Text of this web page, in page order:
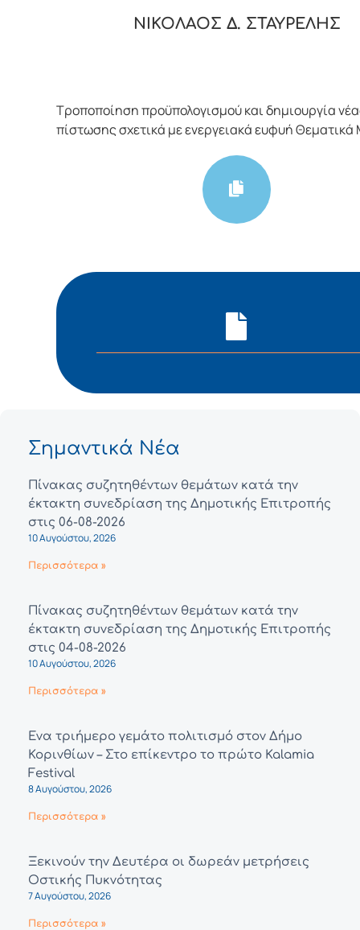
ΝΙΚΟΛΑΟΣ Δ. ΣΤΑΥΡΕΛΗΣ
Τροποποίηση προϋπολογισμού και δημιουργία
πίστωσης σχετικά με ενεργειακά ευφυή Θεματικά
Σημαντικά Νέα
Πίνακας συζητηθέντων θεμάτων κατά την
έκτακτη συνεδρίαση της Δημοτικής Επιτροπής
στις 06-08-2026
10 Αυγούστου, 2026
Περισσότερα »
Πίνακας συζητηθέντων θεμάτων κατά την
έκτακτη συνεδρίαση της Δημοτικής Επιτροπής
στις 04-08-2026
10 Αυγούστου, 2026
Περισσότερα »
Ένα τριήμερο γεμάτο πολιτισμό στον Δήμο
Κορινθίων – Στο επίκεντρο το πρώτο Kalamia
Festival
8 Αυγούστου, 2026
Περισσότερα »
Ξεκινούν την Δευτέρα οι δωρεάν μετρήσεις
Οστικής Πυκνότητας
7 Αυγούστου, 2026
Περισσότερα »